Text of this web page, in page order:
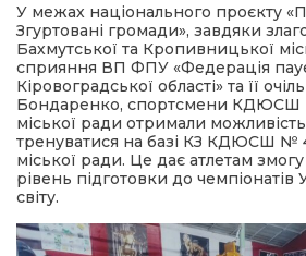
У межах національного проєкту
Згуртовані громади», завдяки
Бахмутської та Кропивницької
сприяння ВП ФПУ «Федерація
Кіровоградської області» та її
Бондаренко, спортсмени КДЮСШ
міської ради отримали
тренуватися на базі КЗ КДЮСШ №
міської ради. Це дає атлетам
рівень підготовки до чемпіонатів
світу.